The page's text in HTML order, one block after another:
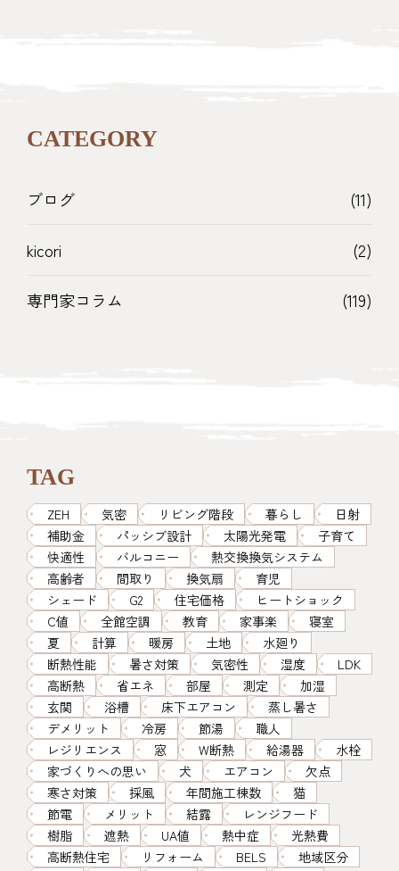
CATEGORY
ブログ (11)
kicori (2)
専門家コラム (119)
TAG
ZEH 気密 リビング階段 暮らし
日射
補助金
パッシブ設計 太陽光発電
子育て
快適性
バルコニー
熱交換換気システム
高齢者
間取り 換気扇
育児
シェード
G2 住宅価格
ヒートショック
C値
全館空調 教育 家事楽
寝室
夏
計算 暖房 土地
水廻り
断熱性能
暑さ対策 気密性 湿度
LDK
高断熱
省エネ 部屋 測定
加湿
玄関
浴槽 床下エアコン
蒸し暑さ
デメリット
冷房 節湯
職人
レジリエンス
窓 W断熱 給湯器
水栓
家づくりへの思い
犬 エアコン
欠点
寒さ対策
採風 年間施工棟数
猫
節電
メリット 結露
レンジフード
樹脂
遮熱 UA値 熱中症
光熱費
高断熱住宅
リフォーム BELS
地域区分